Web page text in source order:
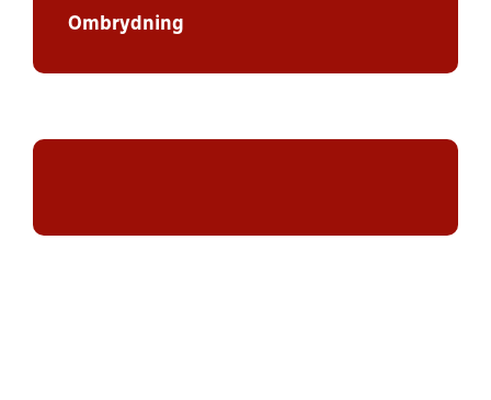
Ombrydning